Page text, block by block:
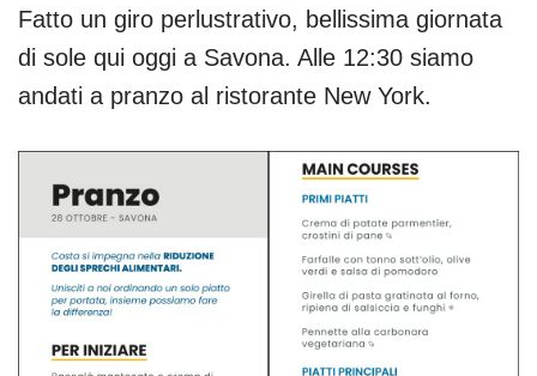
Fatto un giro perlustrativo, bellissima giornata
di sole qui oggi a Savona. Alle 12:30 siamo
andati a pranzo al ristorante New York.